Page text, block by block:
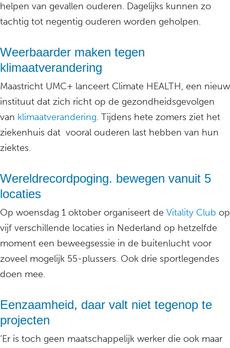
helpen van gevallen ouderen. Dagelijks kunnen zo
tachtig tot negentig ouderen worden geholpen.
Weerbaarder maken tegen
klimaatverandering
Maastricht UMC+ lanceert Climate HEALTH, een nieuw
instituut dat zich richt op de gezondheidsgevolgen
van klimaatverandering. Tijdens hete zomers ziet het
ziekenhuis dat vooral ouderen last hebben van hun
ziektes.
Wereldrecordpoging. bewegen vanuit 5
locaties
Op woensdag 1 oktober organiseert de Vitality Club op
vijf verschillende locaties in Nederland op hetzelfde
moment een beweegsessie in de buitenlucht voor
zoveel mogelijk 55-plussers. Ook drie sportlegendes
doen mee.
Eenzaamheid, daar valt niet tegenop te
projecten
‘Er is toch geen maatschappelijk werker die ook maar